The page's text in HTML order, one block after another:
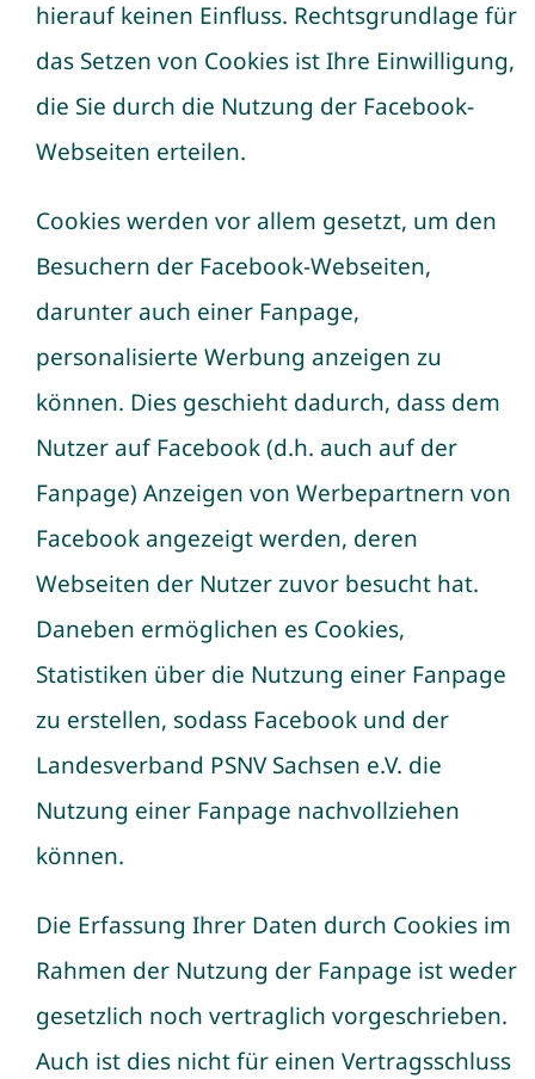
hierauf keinen Einfluss. Rechtsgrundlage für
das Setzen von Cookies ist Ihre Einwilligung,
die Sie durch die Nutzung der Facebook-
Webseiten erteilen.
Cookies werden vor allem gesetzt, um den
Besuchern der Facebook-Webseiten,
darunter auch einer Fanpage,
personalisierte Werbung anzeigen zu
können. Dies geschieht dadurch, dass dem
Nutzer auf Facebook (d.h. auch auf der
Fanpage) Anzeigen von Werbepartnern von
Facebook angezeigt werden, deren
Webseiten der Nutzer zuvor besucht hat.
Daneben ermöglichen es Cookies,
Statistiken über die Nutzung einer Fanpage
zu erstellen, sodass Facebook und der
Landesverband PSNV Sachsen e.V. die
Nutzung einer Fanpage nachvollziehen
können.
Die Erfassung Ihrer Daten durch Cookies im
Rahmen der Nutzung der Fanpage ist weder
gesetzlich noch vertraglich vorgeschrieben.
Auch ist dies nicht für einen Vertragsschluss